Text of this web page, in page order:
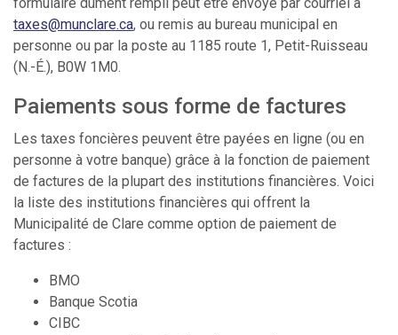
taxes@munclare.ca, ou remis au bureau municipal en
personne ou par la poste au 1185 route 1, Petit-Ruisseau
(N.-É.), B0W 1M0.
Paiements sous forme de factures
Les taxes foncières peuvent être payées en ligne (ou en
personne à votre banque) grâce à la fonction de paiement
de factures de la plupart des institutions financières. Voici
la liste des institutions financières qui offrent la
Municipalité de Clare comme option de paiement de
factures :
BMO
Banque Scotia
CIBC